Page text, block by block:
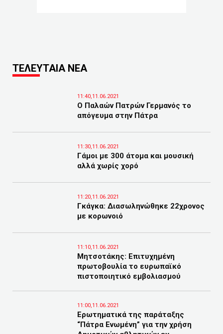
ΤΕΛΕΥΤΑΙΑ ΝΕΑ
11:40,11.06.2021
Ο Παλαών Πατρών Γερμανός το
απόγευμα στην Πάτρα
11:30,11.06.2021
Γάμοι με 300 άτομα και μουσική
αλλά χωρίς χορό
11:20,11.06.2021
Γκάγκα: Διασωληνώθηκε 22χρονος
με κορωνοιό
11:10,11.06.2021
Μητσοτάκης: Επιτυχημένη
πρωτοβουλία το ευρωπαϊκό
πιστοποιητικό εμβολιασμού
11:00,11.06.2021
Ερωτηματικά της παράταξης
“Πάτρα Ενωμένη” για την χρήση